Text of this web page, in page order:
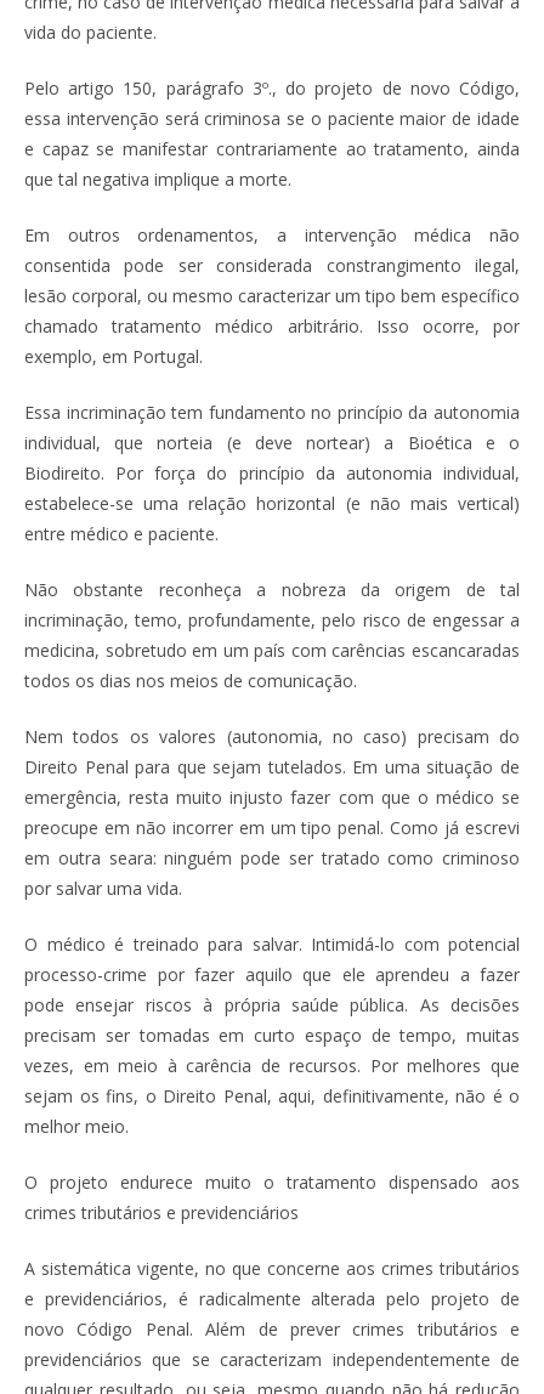
vida do paciente.
Pelo artigo 150, parágrafo 3º., do projeto de novo Código,
essa intervenção será criminosa se o paciente maior de idade
e capaz se manifestar contrariamente ao tratamento, ainda
que tal negativa implique a morte.
Em outros ordenamentos, a intervenção médica não
consentida pode ser considerada constrangimento ilegal,
lesão corporal, ou mesmo caracterizar um tipo bem específico
chamado tratamento médico arbitrário. Isso ocorre, por
exemplo, em Portugal.
Essa incriminação tem fundamento no princípio da autonomia
individual, que norteia (e deve nortear) a Bioética e o
Biodireito. Por força do princípio da autonomia individual,
estabelece-se uma relação horizontal (e não mais vertical)
entre médico e paciente.
Não obstante reconheça a nobreza da origem de tal
incriminação, temo, profundamente, pelo risco de engessar a
medicina, sobretudo em um país com carências escancaradas
todos os dias nos meios de comunicação.
Nem todos os valores (autonomia, no caso) precisam do
Direito Penal para que sejam tutelados. Em uma situação de
emergência, resta muito injusto fazer com que o médico se
preocupe em não incorrer em um tipo penal. Como já escrevi
em outra seara: ninguém pode ser tratado como criminoso
por salvar uma vida.
O médico é treinado para salvar. Intimidá-lo com potencial
processo-crime por fazer aquilo que ele aprendeu a fazer
pode ensejar riscos à própria saúde pública. As decisões
precisam ser tomadas em curto espaço de tempo, muitas
vezes, em meio à carência de recursos. Por melhores que
sejam os fins, o Direito Penal, aqui, definitivamente, não é o
melhor meio.
O projeto endurece muito o tratamento dispensado aos
crimes tributários e previdenciários
A sistemática vigente, no que concerne aos crimes tributários
e previdenciários, é radicalmente alterada pelo projeto de
novo Código Penal. Além de prever crimes tributários e
previdenciários que se caracterizam independentemente de